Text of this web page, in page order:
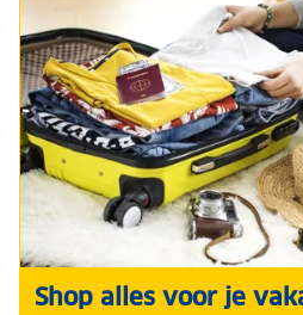
Shop alles voor je